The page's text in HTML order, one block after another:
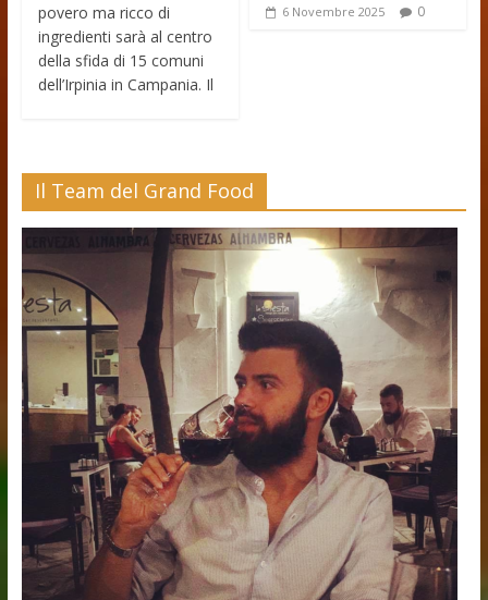
povero ma ricco di
ingredienti sarà al centro
della sfida di 15 comuni
dell’Irpinia in Campania. Il
6 Novembre 2025 0
Il Team del Grand Food